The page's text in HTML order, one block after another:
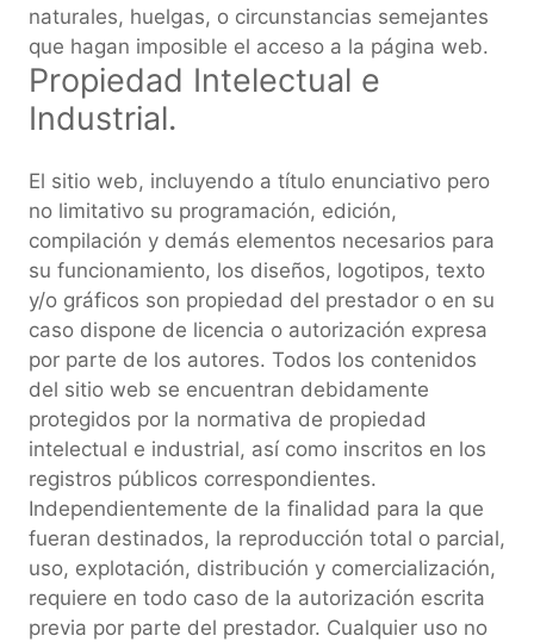
naturales, huelgas, o circunstancias semejantes
que hagan imposible el acceso a la página web.
Propiedad Intelectual e
Industrial.
El sitio web, incluyendo a título enunciativo pero
no limitativo su programación, edición,
compilación y demás elementos necesarios para
su funcionamiento, los diseños, logotipos, texto
y/o gráficos son propiedad del prestador o en su
caso dispone de licencia o autorización expresa
por parte de los autores. Todos los contenidos
del sitio web se encuentran debidamente
protegidos por la normativa de propiedad
intelectual e industrial, así como inscritos en los
registros públicos correspondientes.
Independientemente de la finalidad para la que
fueran destinados, la reproducción total o parcial,
uso, explotación, distribución y comercialización,
requiere en todo caso de la autorización escrita
previa por parte del prestador. Cualquier uso no